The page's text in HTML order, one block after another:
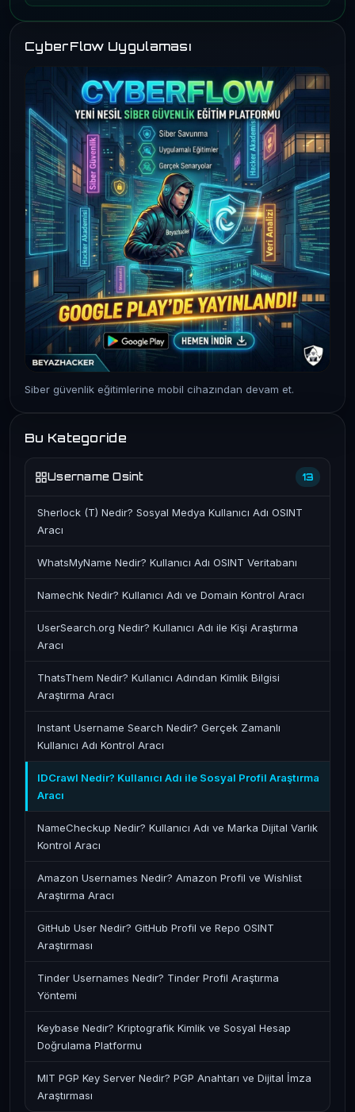
CyberFlow Uygulaması
Siber güvenlik eğitimlerine mobil cihazından devam et.
Bu Kategoride
Username Osint 13
Sherlock (T) Nedir? Sosyal Medya Kullanıcı Adı OSINT
Aracı
WhatsMyName Nedir? Kullanıcı Adı OSINT Veritabanı
Namechk Nedir? Kullanıcı Adı ve Domain Kontrol Aracı
UserSearch.org Nedir? Kullanıcı Adı ile Kişi Araştırma
Aracı
ThatsThem Nedir? Kullanıcı Adından Kimlik Bilgisi
Araştırma Aracı
Instant Username Search Nedir? Gerçek Zamanlı
Kullanıcı Adı Kontrol Aracı
IDCrawl Nedir? Kullanıcı Adı ile Sosyal Profil Araştırma
Aracı
NameCheckup Nedir? Kullanıcı Adı ve Marka Dijital Varlık
Kontrol Aracı
Amazon Usernames Nedir? Amazon Profil ve Wishlist
Araştırma Aracı
GitHub User Nedir? GitHub Profil ve Repo OSINT
Araştırması
Tinder Usernames Nedir? Tinder Profil Araştırma
Yöntemi
Keybase Nedir? Kriptografik Kimlik ve Sosyal Hesap
Doğrulama Platformu
MIT PGP Key Server Nedir? PGP Anahtarı ve Dijital İmza
Araştırması